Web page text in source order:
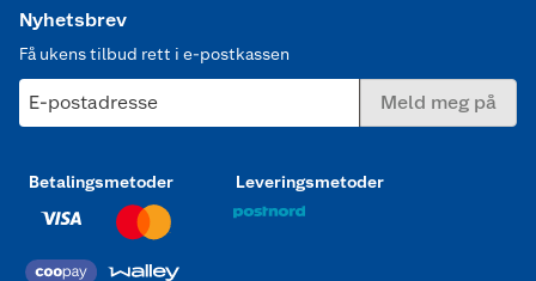
Nyhetsbrev
Få ukens tilbud rett i e-postkassen
E-postadresse Meld meg på
Betalingsmetoder Leveringsmetoder